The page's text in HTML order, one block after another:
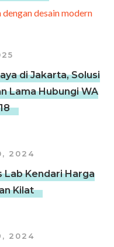
di Jakarta, Solusi
Lama Hubungi WA
2024
Lab Kendari Harga
Kilat
2024